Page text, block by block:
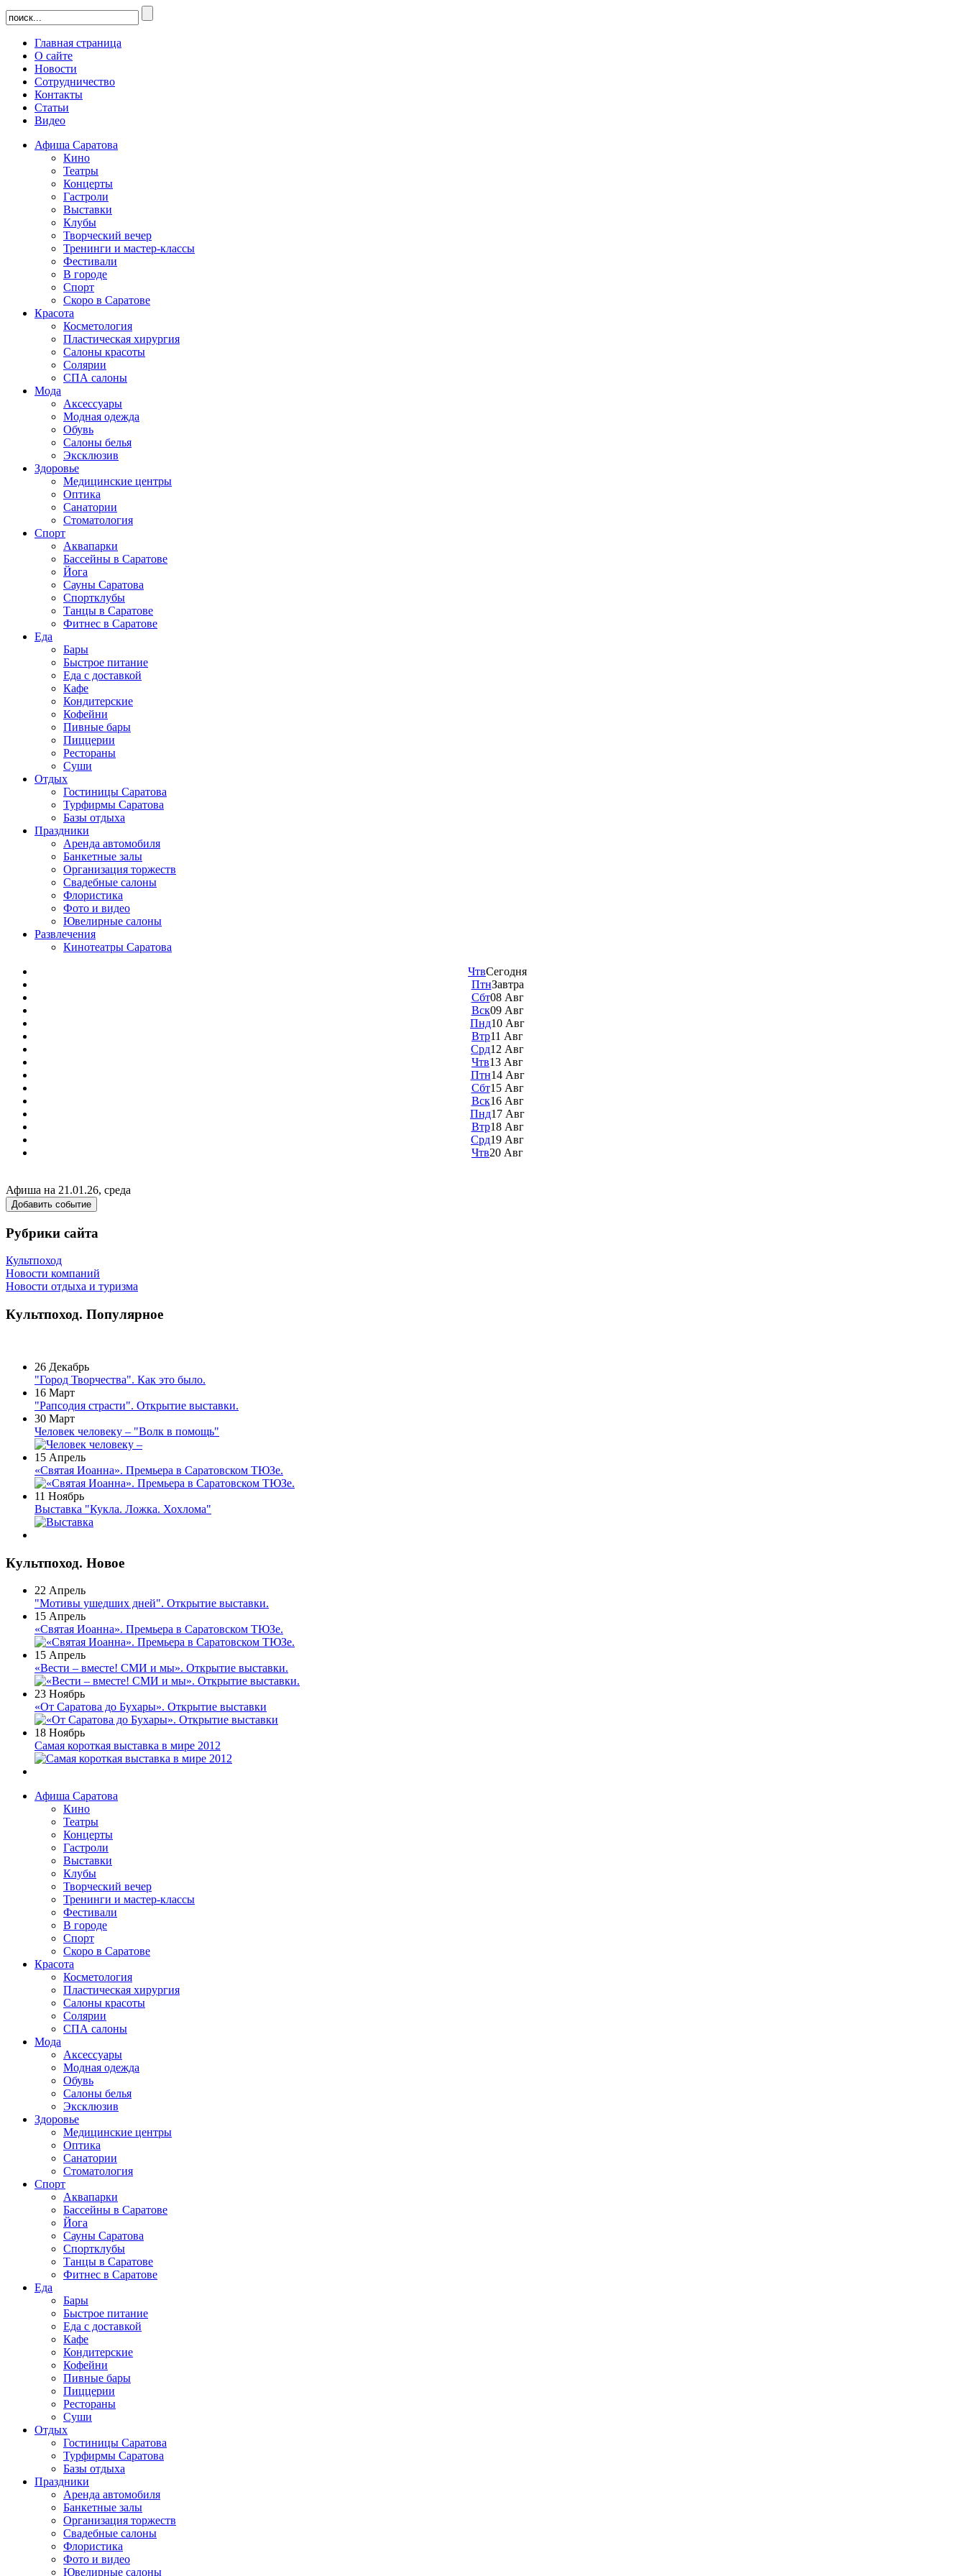
Главная страница
О сайте
Новости
Сотрудничество
Контакты
Статьи
Видео
Афиша Саратова
Кино
Театры
Концерты
Гастроли
Выставки
Клубы
Творческий вечер
Тренинги и мастер-классы
Фестивали
В городе
Спорт
Скоро в Саратове
Красота
Косметология
Пластическая хирургия
Салоны красоты
Солярии
СПА салоны
Мода
Аксессуары
Модная одежда
Обувь
Салоны белья
Эксклюзив
Здоровье
Медицинские центры
Оптика
Санатории
Стоматология
Спорт
Аквапарки
Бассейны в Саратове
Йога
Сауны Саратова
Спортклубы
Танцы в Саратове
Фитнес в Саратове
Еда
Бары
Быстрое питание
Еда с доставкой
Кафе
Кондитерские
Кофейни
Пивные бары
Пиццерии
Рестораны
Суши
Отдых
Гостиницы Саратова
Турфирмы Саратова
Базы отдыха
Праздники
Аренда автомобиля
Банкетные залы
Организация торжеств
Свадебные салоны
Флористика
Фото и видео
Ювелирные салоны
Развлечения
Кинотеатры Саратова
ЧтвСегодня
ПтнЗавтра
Сбт08 Авг
Вск09 Авг
Пнд10 Авг
Втр11 Авг
Срд12 Авг
Чтв13 Авг
Птн14 Авг
Сбт15 Авг
Вск16 Авг
Пнд17 Авг
Втр18 Авг
Срд19 Авг
Чтв20 Авг
Афиша на 21.01.26, среда
Добавить событие
Рубрики сайта
Культпоход
Новости компаний
Новости отдыха и туризма
Культпоход. Популярное
26 Декабрь
"Город Творчества". Как это было.
16 Март
"Рапсодия страсти". Открытие выставки.
30 Март
Человек человеку – "Волк в помощь"
15 Апрель
«Святая Иоанна». Премьера в Саратовском ТЮЗе.
11 Ноябрь
Выставка "Кукла. Ложка. Хохлома"
Культпоход. Новое
22 Апрель
"Мотивы ушедших дней". Открытие выставки.
15 Апрель
«Святая Иоанна». Премьера в Саратовском ТЮЗе.
15 Апрель
«Вести – вместе! СМИ и мы». Открытие выставки.
23 Ноябрь
«От Саратова до Бухары». Открытие выставки
18 Ноябрь
Самая короткая выставка в мире 2012
Афиша Саратова
Кино
Театры
Концерты
Гастроли
Выставки
Клубы
Творческий вечер
Тренинги и мастер-классы
Фестивали
В городе
Спорт
Скоро в Саратове
Красота
Косметология
Пластическая хирургия
Салоны красоты
Солярии
СПА салоны
Мода
Аксессуары
Модная одежда
Обувь
Салоны белья
Эксклюзив
Здоровье
Медицинские центры
Оптика
Санатории
Стоматология
Спорт
Аквапарки
Бассейны в Саратове
Йога
Сауны Саратова
Спортклубы
Танцы в Саратове
Фитнес в Саратове
Еда
Бары
Быстрое питание
Еда с доставкой
Кафе
Кондитерские
Кофейни
Пивные бары
Пиццерии
Рестораны
Суши
Отдых
Гостиницы Саратова
Турфирмы Саратова
Базы отдыха
Праздники
Аренда автомобиля
Банкетные залы
Организация торжеств
Свадебные салоны
Флористика
Фото и видео
Ювелирные салоны